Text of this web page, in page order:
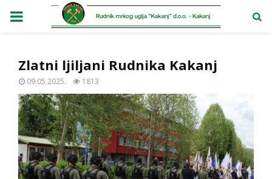
PRIMARY
Zlatni ljiljani Rudnika Kakanj
09.05.2025. 1813